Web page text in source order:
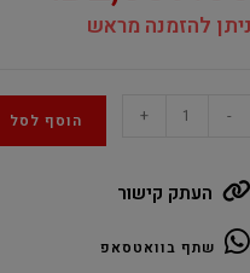
ניתן להזמנה מראש
Gigabyte
Gaming
OC
8GB
-
+ הוסף לסל
העתק קישור
שתף בוואטסאפ